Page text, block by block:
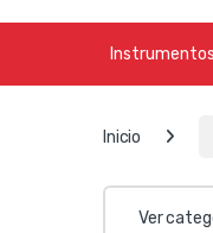
Inicio
Ver